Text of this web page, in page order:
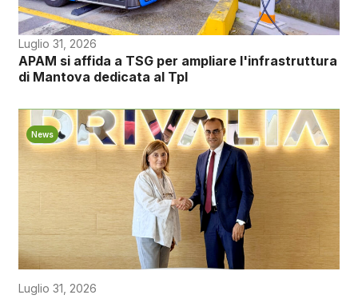
Luglio 31, 2026
APAM si affida a TSG per ampliare l'infrastruttura
di Mantova dedicata al Tpl
News
Luglio 31, 2026